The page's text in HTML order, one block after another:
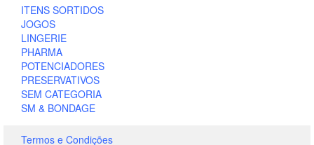
ITENS SORTIDOS
JOGOS
LINGERIE
PHARMA
POTENCIADORES
PRESERVATIVOS
SEM CATEGORIA
SM & BONDAGE
Termos e Condições